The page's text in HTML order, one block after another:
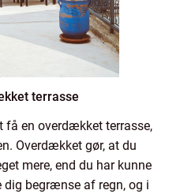
terrasse
få en overdækket terrasse,
Overdækket gør, at du
mere, end du har kunne
dig begrænse af regn, og i